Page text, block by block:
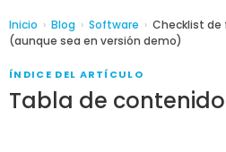
Inicio › Blog › Software › Checklist de
(aunque sea en versión demo)
ÍNDICE DEL ARTÍCULO
Tabla de